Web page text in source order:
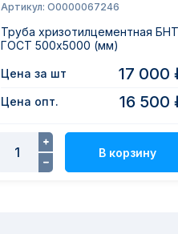
Артикул: О0000067246
Труба хризотилцементная БНТ
ГОСТ 500х5000 (мм)
Цена за шт 17 000
Цена опт. 16 500
В корзину